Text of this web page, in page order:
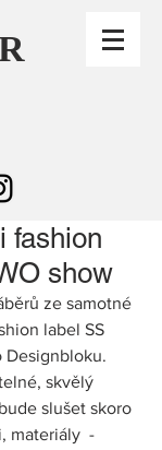
fashion
show
ze samotné
label SS
Designbloku.
skvělý
slušet skoro
materiály  -